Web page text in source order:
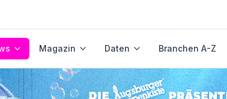
Magazin Daten Branchen A-Z